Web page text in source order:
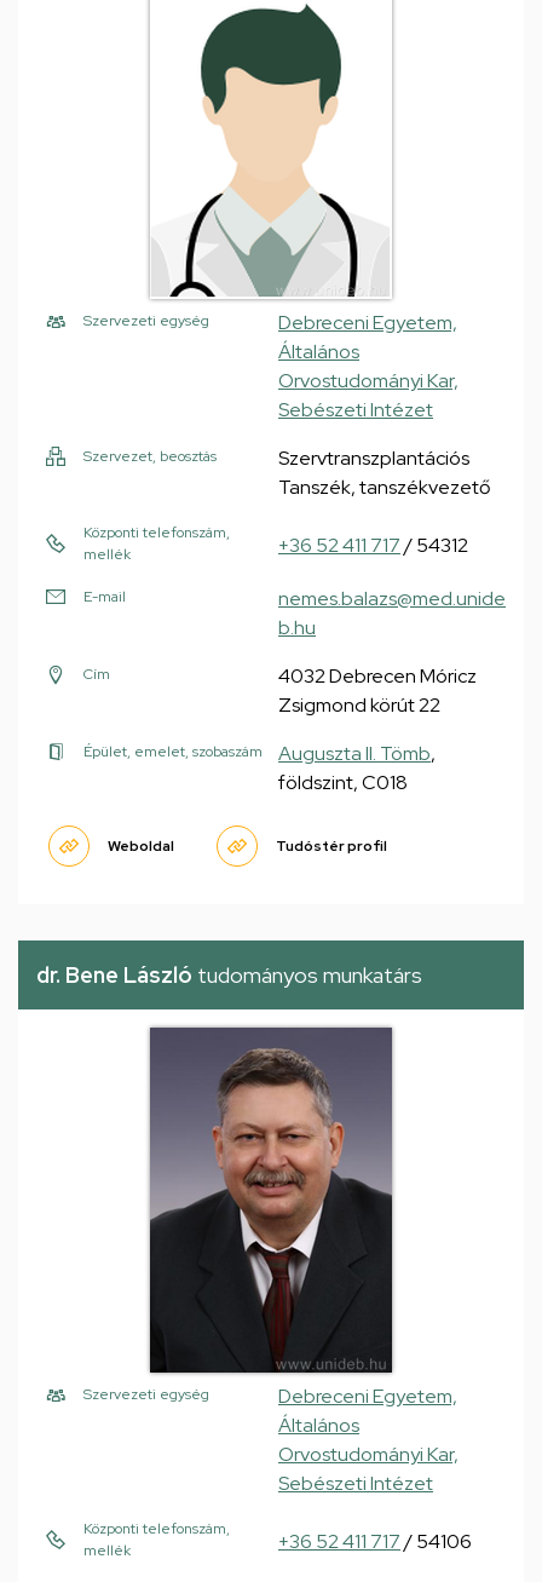
Szervezeti egység
Debreceni Egyetem,
Általános
Orvostudományi Kar,
Sebészeti Intézet
Szervezet, beosztás
Szervtranszplantációs
Tanszék, tanszékvezető
Központi telefonszám,
mellék
+36 52 411 717/ 54312
E-mail
nemes.balazs@med.unide
b.hu
Cím
4032 Debrecen Móricz
Zsigmond körút 22
Épület, emelet, szobaszám Auguszta II. Tömb,
földszint, C018
Weboldal Tudóstér profil
dr. Bene László tudományos munkatárs
Szervezeti egység
Debreceni Egyetem,
Általános
Orvostudományi Kar,
Sebészeti Intézet
Központi telefonszám,
mellék
+36 52 411 717/ 54106